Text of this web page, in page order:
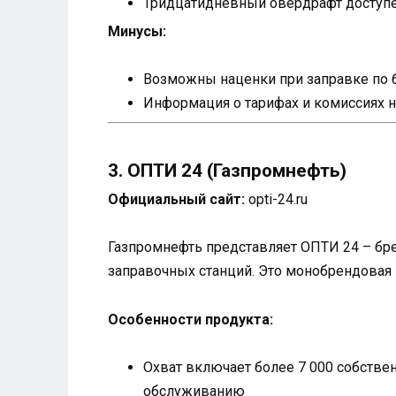
Минусы:
Возможны наценки при заправке по
Информация о тарифах и комиссиях
3. ОПТИ 24 (Газпромнефть)
Официальный сайт: opti-24.ru
Газпромнефть представляет ОПТИ 24 –
заправочных станций. Это
Особенности продукта:
Охват включает более 7 000
обслуживанию